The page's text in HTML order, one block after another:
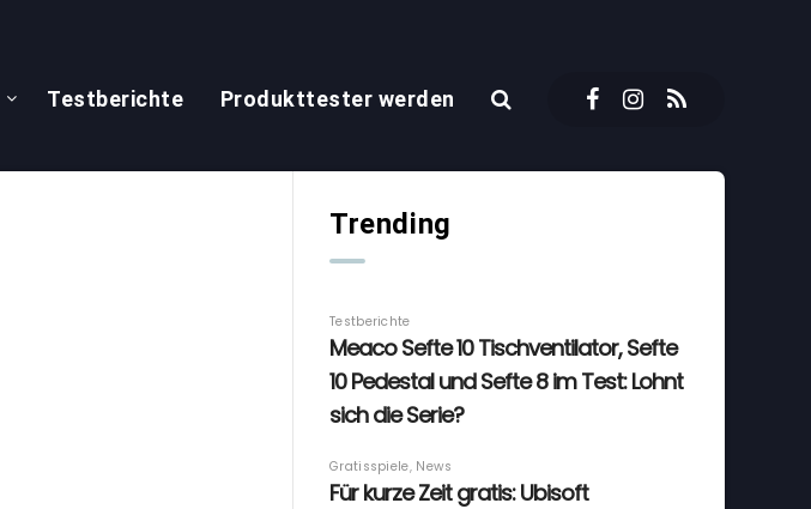
Testberichte Produkttester werden
Trending